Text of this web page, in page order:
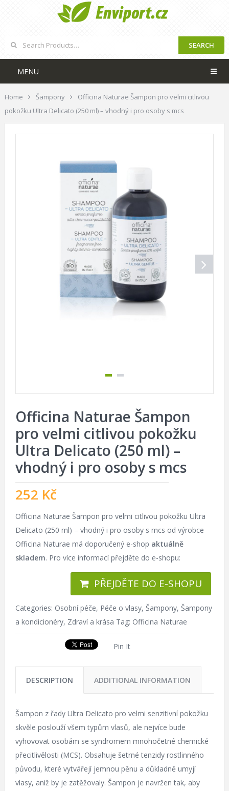
SEARCH
MENU
Home Šampony
Officina Naturae Šampon pro velmi citlivou
pokožku Ultra Delicato (250 ml) – vhodný i pro osoby s mcs
Officina Naturae Šampon
pro velmi citlivou pokožku
Ultra Delicato (250 ml) –
vhodný i pro osoby s mcs
252 Kč
Officina Naturae Šampon pro velmi citlivou pokožku Ultra
Delicato (250 ml) – vhodný i pro osoby s mcs od výrobce
Officina Naturae má doporučený e-shop aktuálně
skladem. Pro více informací přejděte do e-shopu:
PŘEJDĚTE DO E-SHOPU
Categories: Osobní péče, Péče o vlasy, Šampony, Šampony
a kondicionéry, Zdraví a krása Tag: Officina Naturae
Pin It
DESCRIPTION ADDITIONAL INFORMATION
Šampon z řady Ultra Delicato pro velmi senzitivní pokožku
skvěle poslouží všem typům vlasů, ale nejvíce bude
vyhovovat osobám se syndromem mnohočetné chemické
přecitlivělosti (MCS). Obsahuje šetrné tenzidy rostlinného
původu, které vytvářejí jemnou pěnu a důkladně umyjí
vlasy, aniž by je zatěžovaly. Šampon je navržen tak, aby